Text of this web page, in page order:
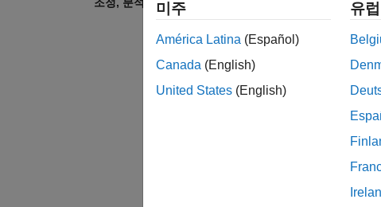
모두 확장
조
미주
América Latina (Español)
Canada (English)
United States (English)
유럽